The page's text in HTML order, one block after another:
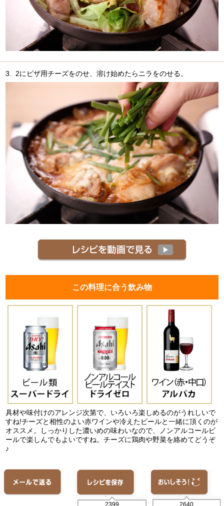
3. 2にピザ用チーズをのせ、溶け始めたらニラをのせる。
この料理に合う飲み物
具材や味付けのアレンジ次第で、いろいろ楽しめるのがうれしいで
すね!チーズと相性のよい赤ワインや冷えたビールと一緒に頂くのが
オススメ。しっかりした濃いめの味わいなので、ノンアルコールビ
ールで楽しんでもよいですね。チーズに鶏肉や野菜を絡めてどうぞ
♪
2399 2640